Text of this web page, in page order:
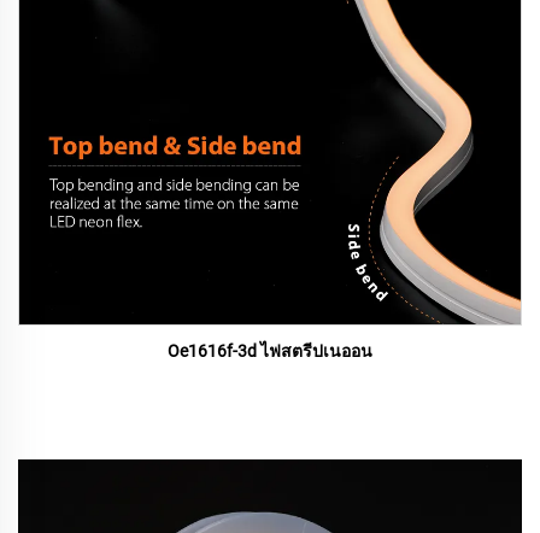
Oe1616f-3d ไฟสตรีปเนออน